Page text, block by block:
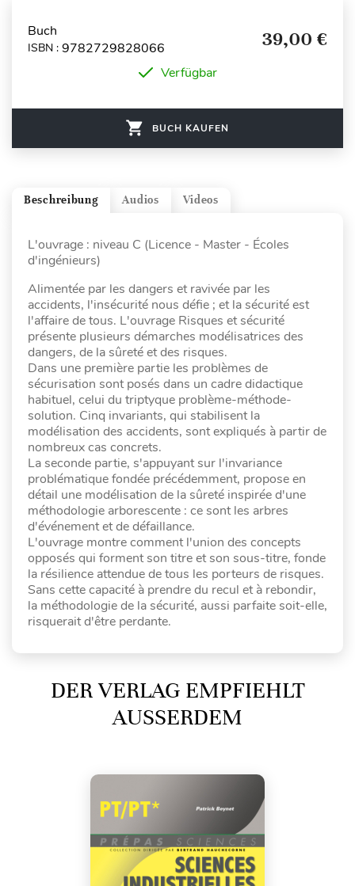
Buch
ISBN : 9782729828066 39,00 €
Verfügbar
BUCH KAUFEN
Videos
Audios
Beschreibung
L'ouvrage : niveau C (Licence - Master - Écoles
d'ingénieurs)
Alimentée par les dangers et ravivée par les
accidents, l'insécurité nous défie ; et la sécurité est
l'affaire de tous. L'ouvrage Risques et sécurité
présente plusieurs démarches modélisatrices des
dangers, de la sûreté et des risques.
Dans une première partie les problèmes de
sécurisation sont posés dans un cadre didactique
habituel, celui du triptyque problème-méthode-
solution. Cinq invariants, qui stabilisent la
modélisation des accidents, sont expliqués à partir de
nombreux cas concrets.
La seconde partie, s'appuyant sur l'invariance
problématique fondée précédemment, propose en
détail une modélisation de la sûreté inspirée d'une
méthodologie arborescente : ce sont les arbres
d'événement et de défaillance.
L'ouvrage montre comment l'union des concepts
opposés qui forment son titre et son sous-titre, fonde
la résilience attendue de tous les porteurs de risques.
Sans cette capacité à prendre du recul et à rebondir,
la méthodologie de la sécurité, aussi parfaite soit-elle,
risquerait d'être perdante.
DER VERLAG EMPFIEHLT
AUSSERDEM